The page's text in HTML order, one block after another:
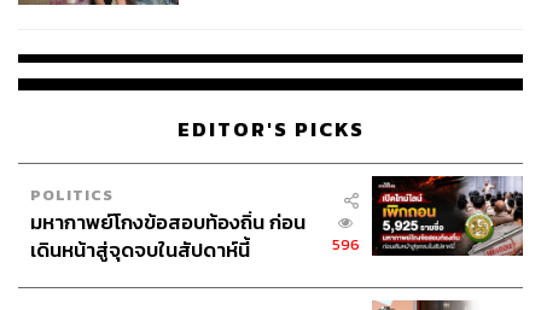
EDITOR'S PICKS
POLITICS
มหากาพย์โกงข้อสอบท้องถิ่น ก่อน
เดินหน้าสู่จุดจบในสัปดาห์นี้
596